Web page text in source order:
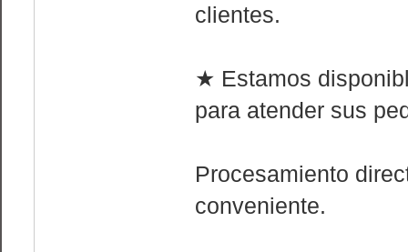
clientes.
★ Estamos
para atender sus
Procesamiento
conveniente.